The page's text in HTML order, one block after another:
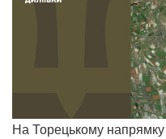
На Торецькому напрямку